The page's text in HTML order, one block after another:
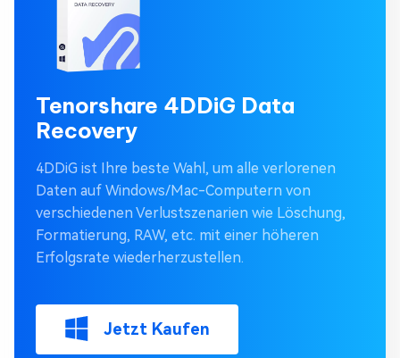
Tenorshare 4DDiG Data
Recovery
4DDiG ist Ihre beste Wahl, um alle verlorenen
Daten auf Windows/Mac-Computern von
verschiedenen Verlustszenarien wie Löschung,
Formatierung, RAW, etc. mit einer höheren
Erfolgsrate wiederherzustellen.
Jetzt Kaufen